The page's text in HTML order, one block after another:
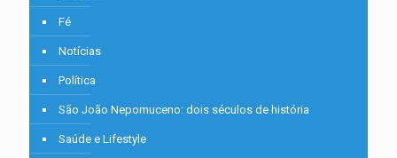
Fé
Notícias
Política
São João Nepomuceno: dois séculos de história
Saúde e Lifestyle